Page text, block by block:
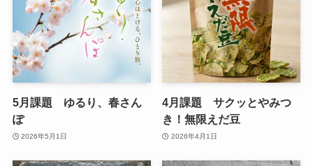
5月課題 ゆるり、春さん
ぽ
2026年5月1日
4月課題 サクッとやみつ
き！無限えだ豆
2026年4月1日